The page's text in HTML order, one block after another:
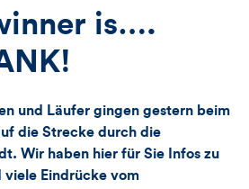
is….
und Läufer gingen gestern beim
die Strecke durch die
Wir haben hier für Sie Infos zu
viele Eindrücke vom